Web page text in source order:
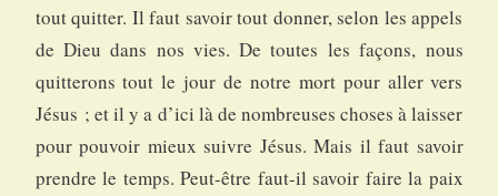
tout quitter. Il faut savoir tout donner, selon les appels
de Dieu dans nos vies. De toutes les façons, nous
quitterons tout le jour de notre mort pour aller vers
Jésus ; et il y a d’ici là de nombreuses choses à laisser
pour pouvoir mieux suivre Jésus. Mais il faut savoir
prendre le temps. Peut-être faut-il savoir faire la paix